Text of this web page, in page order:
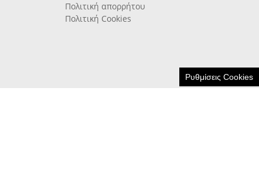
Ρυθμίσεις Cookies
Πολιτική απορρήτου
Πολιτική Cookies